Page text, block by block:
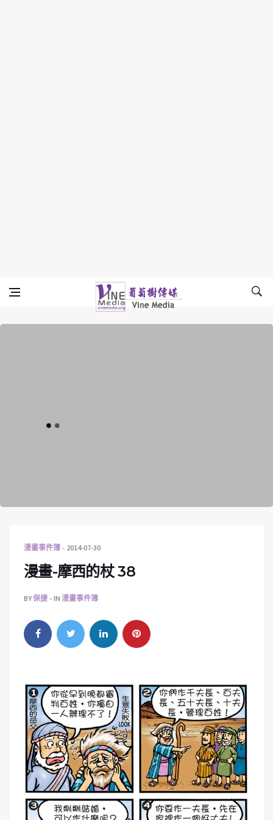
Vine Media
葡萄樹傳媒
漫畫事件簿 2014-07-30
漫畫-摩西的杖 38
BY保捷 IN 漫畫事件簿